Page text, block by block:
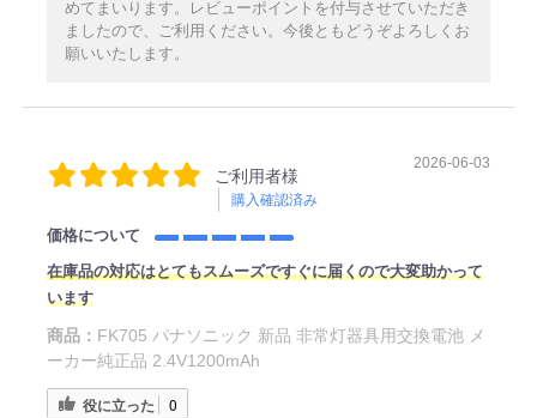
めてまいります。レビューポイントを付与させていただき
ましたので、ご利用ください。今後ともどうぞよろしくお
願いいたします。
ご利用者様
購入確認済み
2026-06-03
価格について
在庫品の対応はとてもスムーズですぐに届くので大変助かって
います
商品： FK705 パナソニック 新品 非常灯器具用交換電池 メ
ーカー純正品 2.4V1200mAh
役に立った 0